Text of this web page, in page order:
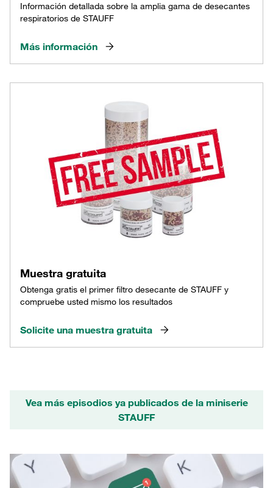
Información detallada sobre la amplia gama de desecantes
respiratorios de STAUFF
Más información
Muestra gratuita
Obtenga gratis el primer filtro desecante de STAUFF y
compruebe usted mismo los resultados
Solicite una muestra gratuita
Vea más episodios ya publicados de la miniserie
STAUFF